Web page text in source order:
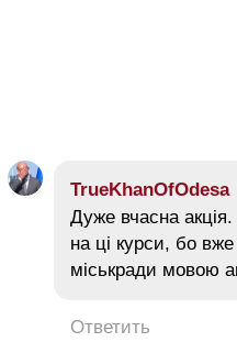
TrueKhanOfOdesa
Дуже вчасна
на ці курси, бо
міськради мовою
Ответить